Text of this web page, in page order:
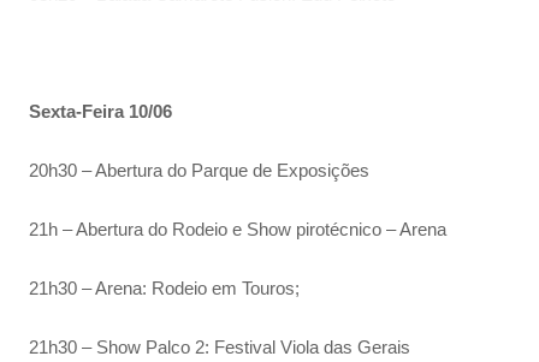
Sexta-Feira 10/06
20h30 – Abertura do Parque de Exposições
21h – Abertura do Rodeio e Show pirotécnico – Arena
21h30 – Arena: Rodeio em Touros;
21h30 – Show Palco 2: Festival Viola das Gerais